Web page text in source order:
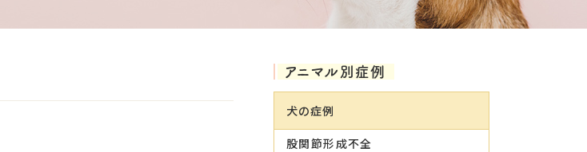
アニマル別症例
犬の症例
股関節形成不全